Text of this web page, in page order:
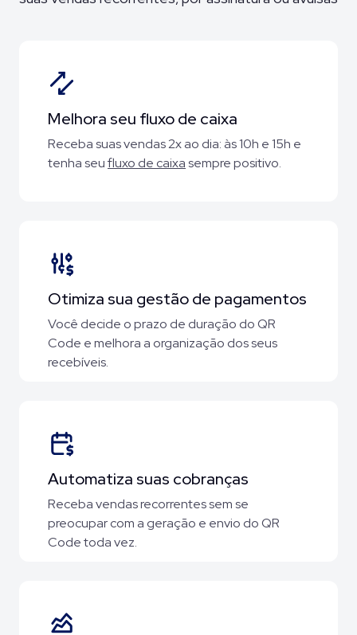
Melhora seu fluxo de caixa
Receba suas vendas 2x ao dia: às 10h e 15h e
tenha seufluxo de caixasempre positivo.
Otimiza sua gestão de pagamentos
Você decide o prazo de duração do QR
Code e melhora a organização dos seus
recebíveis.
Automatiza suas cobranças
Receba vendas recorrentes sem se
preocupar com a geração e envio do QR
Code toda vez.